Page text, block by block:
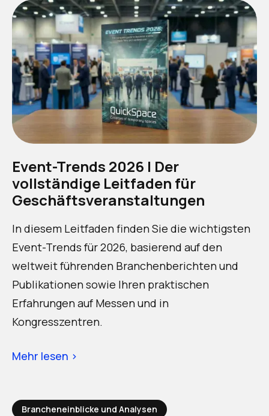
Event-Trends 2026 | Der
vollständige Leitfaden für
Geschäftsveranstaltungen
In diesem Leitfaden finden Sie die wichtigsten
Event-Trends für 2026, basierend auf den
weltweit führenden Branchenberichten und
Publikationen sowie Ihren praktischen
Erfahrungen auf Messen und in
Kongresszentren.
Mehr lesen ›
Brancheneinblicke und Analysen